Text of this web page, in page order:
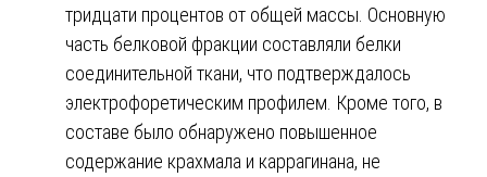
тридцати процентов от общей массы. Основную
часть белковой фракции составляли белки
соединительной ткани, что подтверждалось
электрофоретическим профилем. Кроме того, в
составе было обнаружено повышенное
содержание крахмала и каррагинана, не